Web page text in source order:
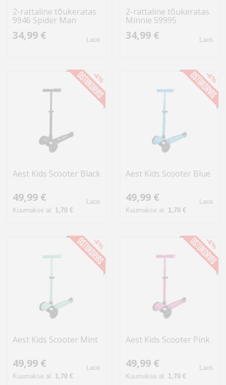
2-rattaline tõukeratas
9946 Spider Man
34,99 € Laos
2-rattaline tõukeratas
Minnie 59995
34,99 € Laos
Aest Kids Scooter Black
49,99 €
Kuumakse al. 1,70 €
Laos
-4%
Aest Kids Scooter Blue
49,99 €
Kuumakse al. 1,70 €
Laos
-4%
Aest Kids Scooter Mint
49,99 €
Kuumakse al. 1,70 €
Laos
-4%
Aest Kids Scooter Pink
49,99 €
Kuumakse al. 1,70 €
Laos
-4%
tervis
Sport